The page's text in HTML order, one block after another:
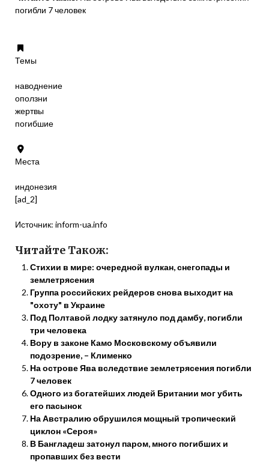
погибли 7 человек
Темы
наводнение
оползни
жертвы
погибшие
Места
индонезия
[ad_2]
Источник: inform-ua.info
Читайте Також:
Стихии в мире: очередной вулкан, снегопады и
землетрясения
Группа российских рейдеров снова выходит на
"охоту" в Украине
Под Полтавой лодку затянуло под дамбу, погибли
три человека
Вору в законе Камо Московскому объявили
подозрение, – Клименко
На острове Ява вследствие землетрясения погибли
7 человек
Одного из богатейших людей Британии мог убить
его пасынок
На Австралию обрушился мощный тропический
циклон «Сероя»
В Бангладеш затонул паром, много погибших и
пропавших без вести